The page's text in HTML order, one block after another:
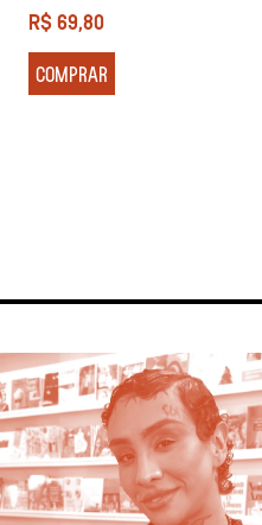
R$69,80
COMPRAR